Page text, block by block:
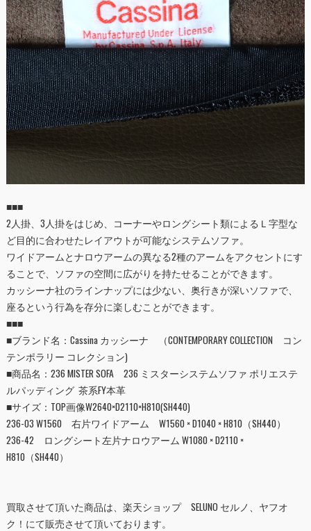
■■■
2人掛、3人掛をはじめ、コーナーやロングシート類によるＬ字型な
ど目的に合わせたレイアウトが可能なシステムソファ。
ワイドアームとナロウアームの異なる2種のアームをアクセントにす
ることで、ソファの空間に広がりを持たせることができます。
カッシーナ社のラインナップには少ない、奥行きが深いソファで、
座るという行為を存分に楽しむことができます。
■■■
■ブランド名：Cassina カッシーナ
（CONTEMPORARY COLLECTION コン
テンポラリー コレクション)
■商品名：236 MISTER SOFA 236 ミスターシステムソファ ポリエステ
ルパッディング 茶系FY本革
■サイズ：TOP画像W2640×D2110×H810(SH440)
236-03 W1560 右片ワイドアーム W1560 × D1040 × H810（SH440）
236-42 ロングシート左片ナロウアーム W1080 × D2110 ×
H810（SH440）
買取させて頂いた商品は、 楽天ショップ SELUNO セルノ
ヤフオ
ク！ にて販売させて頂いております。